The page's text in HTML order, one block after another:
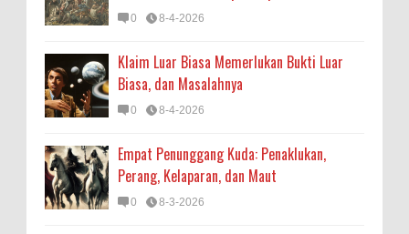
0 8-4-2026
Klaim Luar Biasa Memerlukan Bukti Luar
Biasa, dan Masalahnya
0 8-4-2026
Empat Penunggang Kuda: Penaklukan,
Perang, Kelaparan, dan Maut
0 8-3-2026